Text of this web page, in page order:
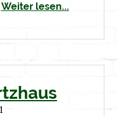
Weiter lesen...